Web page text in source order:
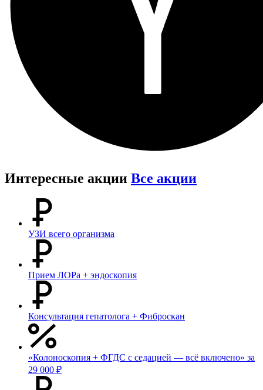
Интересные акции Все акции
УЗИ всего организма
Прием ЛОРа + эндоскопия
Консультация гепатолога + Фиброскан
«Колоноскопия + ФГДС с седацией — всё включено» за
29 000 ₽